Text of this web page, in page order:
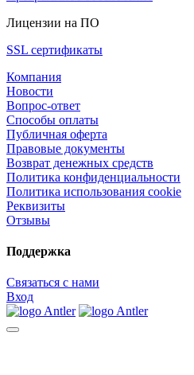
Лицензии на ПО
SSL сертификаты
Компания
Новости
Вопрос-ответ
Способы оплаты
Публичная оферта
Правовые документы
Возврат денежных средств
Политика конфиденциальности
Политика использования cookie
Реквизиты
Отзывы
Поддержка
Связаться с нами
Вход